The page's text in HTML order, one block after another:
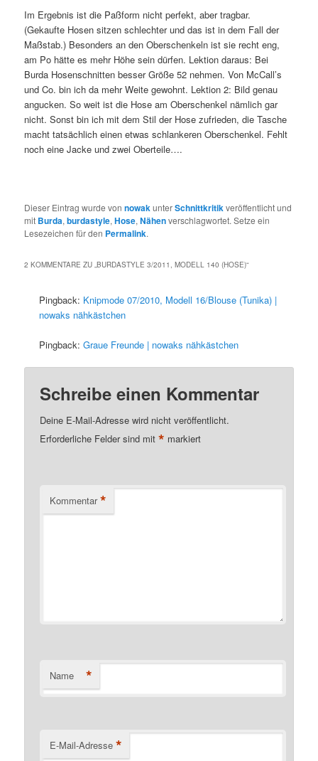
Im Ergebnis ist die Paßform nicht perfekt, aber tragbar.
(Gekaufte Hosen sitzen schlechter und das ist in dem Fall der
Maßstab.) Besonders an den Oberschenkeln ist sie recht eng,
am Po hätte es mehr Höhe sein dürfen. Lektion daraus: Bei
Burda Hosenschnitten besser Größe 52 nehmen. Von McCall’s
und Co. bin ich da mehr Weite gewohnt. Lektion 2: Bild genau
angucken. So weit ist die Hose am Oberschenkel nämlich gar
nicht. Sonst bin ich mit dem Stil der Hose zufrieden, die Tasche
macht tatsächlich einen etwas schlankeren Oberschenkel. Fehlt
noch eine Jacke und zwei Oberteile….
Dieser Eintrag wurde vonnowakunterSchnittkritikveröffentlicht und
mit Burda,burdastyle,Hose,Nähenverschlagwortet. Setze ein
Lesezeichen für den Permalink.
2 KOMMENTARE ZU „BURDASTYLE 3/2011, MODELL 140 (HOSE)“
Pingback: Knipmode 07/2010, Modell 16/Blouse (Tunika) |
nowaks nähkästchen
Pingback:Graue Freunde | nowaks nähkästchen
Schreibe einen Kommentar
Deine E-Mail-Adresse wird nicht veröffentlicht.
Erforderliche Felder sind mit* markiert
Kommentar *
Name *
E-Mail-Adresse *